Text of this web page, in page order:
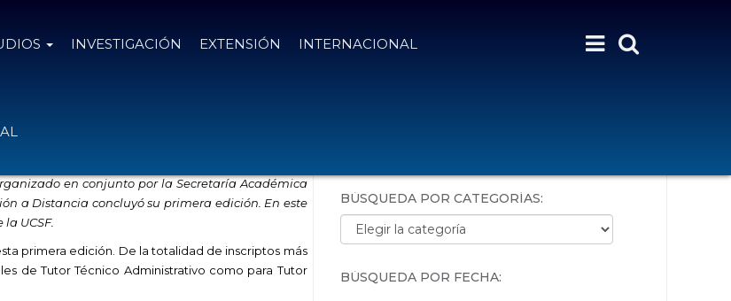
INVESTIGACIÓN EXTENSIÓN INTERNACIONAL
en conjunto por la Secretaría Académica
a Distancia concluyó su primera edición. En este
UCSF.
primera edición. De la totalidad de inscriptos más
de Tutor Técnico Administrativo como para Tutor
BÚSQUEDA POR CATEGORÍAS:
Búsqueda por categorías:
BÚSQUEDA POR FECHA: